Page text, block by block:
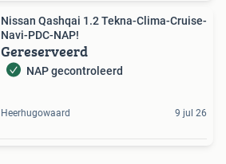
Nissan Qashqai 1.2 Tekna-Clima-Cruise-
Navi-PDC-NAP!
Gereserveerd
NAP gecontroleerd
Heerhugowaard 9 jul 26